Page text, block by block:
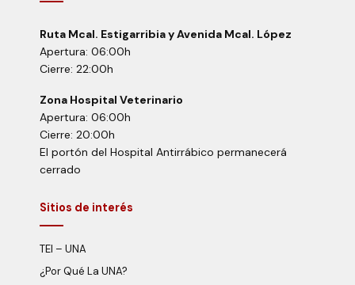
Ruta Mcal. Estigarribia y Avenida Mcal. López
Apertura: 06:00h
Cierre: 22:00h
Zona Hospital Veterinario
Apertura: 06:00h
Cierre: 20:00h
El portón del Hospital Antirrábico permanecerá
cerrado
Sitios de interés
TEI – UNA
¿Por Qué La UNA?